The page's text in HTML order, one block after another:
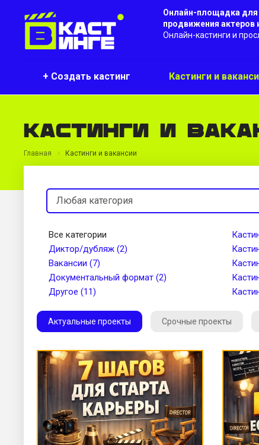
Онлайн-площадка для
продвижения актеров
Онлайн-кастинги и
+ Создать кастинг Кастинги и
Кастинги и
Главная Кастинги и вакансии
Все категории
Диктор/дубляж (2)
Вакансии (7)
Документальный формат (2)
Другое (11)
Актуальные проекты Срочные проекты